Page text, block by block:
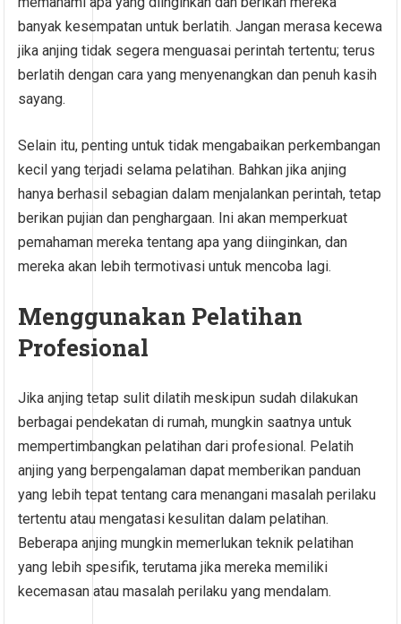
banyak kesempatan untuk berlatih. Jangan merasa kecewa
jika anjing tidak segera menguasai perintah tertentu; terus
berlatih dengan cara yang menyenangkan dan penuh kasih
sayang.
Selain itu, penting untuk tidak mengabaikan perkembangan
kecil yang terjadi selama pelatihan. Bahkan jika anjing
hanya berhasil sebagian dalam menjalankan perintah, tetap
berikan pujian dan penghargaan. Ini akan memperkuat
pemahaman mereka tentang apa yang diinginkan, dan
mereka akan lebih termotivasi untuk mencoba lagi.
Menggunakan Pelatihan
Profesional
Jika anjing tetap sulit dilatih meskipun sudah dilakukan
berbagai pendekatan di rumah, mungkin saatnya untuk
mempertimbangkan pelatihan dari profesional. Pelatih
anjing yang berpengalaman dapat memberikan panduan
yang lebih tepat tentang cara menangani masalah perilaku
tertentu atau mengatasi kesulitan dalam pelatihan.
Beberapa anjing mungkin memerlukan teknik pelatihan
yang lebih spesifik, terutama jika mereka memiliki
kecemasan atau masalah perilaku yang mendalam.